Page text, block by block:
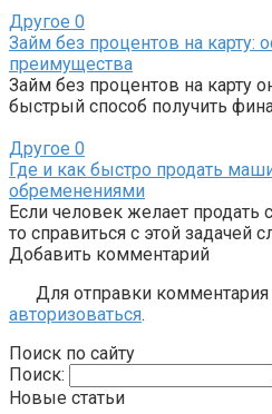
Другое 0
Займ без процентов на карту:
преимущества
Займ без процентов на карту
быстрый способ получить
Другое 0
Где и как быстро продать
обременениями
Если человек желает продать
то справиться с этой задачей
Добавить комментарий
Для отправки
авторизоваться.
Поиск по сайту
Поиск:
Новые статьи